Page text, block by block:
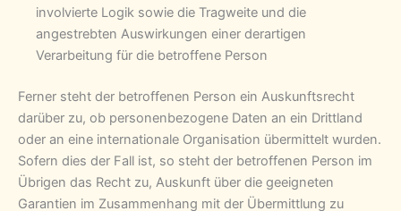
involvierte Logik sowie die Tragweite und die
angestrebten Auswirkungen einer derartigen
Verarbeitung für die betroffene Person
Ferner steht der betroffenen Person ein Auskunftsrecht
darüber zu, ob personenbezogene Daten an ein Drittland
oder an eine internationale Organisation übermittelt wurden.
Sofern dies der Fall ist, so steht der betroffenen Person im
Übrigen das Recht zu, Auskunft über die geeigneten
Garantien im Zusammenhang mit der Übermittlung zu